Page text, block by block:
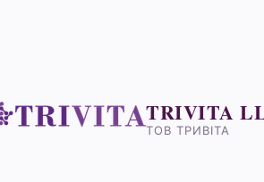
TRIVITA
ТОВ ТРИВІТА